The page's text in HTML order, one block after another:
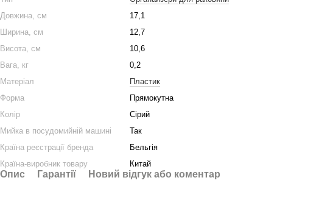
Довжина, см
17,1
Ширина, см
12,7
Висота, см
10,6
Вага, кг
0,2
Матеріал
Пластик
Форма
Прямокутна
Колір
Сірий
Мийка в посудомийній машині
Так
Країна реєстрації бренда
Бельгія
Країна-виробник товару
Китай
Опис Гарантії Новий відгук або коментар